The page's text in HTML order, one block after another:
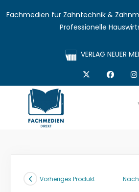
Fachmedien für Zahntechnik &
Professionelle
VERLAG NEUER
Vorheriges Produkt